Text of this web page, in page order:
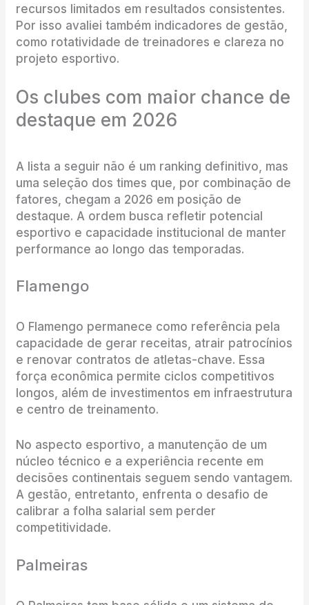
recursos limitados em resultados consistentes.
Por isso avaliei também indicadores de gestão,
como rotatividade de treinadores e clareza no
projeto esportivo.
Os clubes com maior chance de
destaque em 2026
A lista a seguir não é um ranking definitivo, mas
uma seleção dos times que, por combinação de
fatores, chegam a 2026 em posição de
destaque. A ordem busca refletir potencial
esportivo e capacidade institucional de manter
performance ao longo das temporadas.
Flamengo
O Flamengo permanece como referência pela
capacidade de gerar receitas, atrair patrocínios
e renovar contratos de atletas-chave. Essa
força econômica permite ciclos competitivos
longos, além de investimentos em infraestrutura
e centro de treinamento.
No aspecto esportivo, a manutenção de um
núcleo técnico e a experiência recente em
decisões continentais seguem sendo vantagem.
A gestão, entretanto, enfrenta o desafio de
calibrar a folha salarial sem perder
competitividade.
Palmeiras